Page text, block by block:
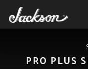
PRO PLUS